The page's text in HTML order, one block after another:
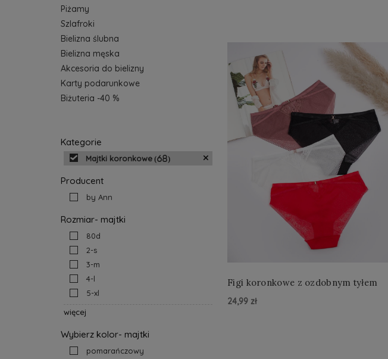
Piżamy
Szlafroki
Bielizna ślubna
Bielizna męska
Akcesoria do bielizny
Karty podarunkowe
Biżuteria -40 %
Kategorie
Majtki koronkowe (68)
Producent
by Ann
Rozmiar- majtki
80d
2-s
3-m
4-l
5-xl
więcej
Wybierz kolor- majtki
pomarańczowy
Figi koronkowe z ozdobnym tyłem
24,99 zł